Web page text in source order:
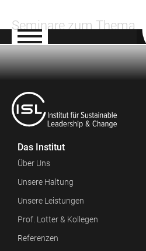
Seminare zum Thema
Das Institut
Über Uns
Unsere Haltung
Unsere Leistungen
Prof. Lotter & Kollegen
Referenzen